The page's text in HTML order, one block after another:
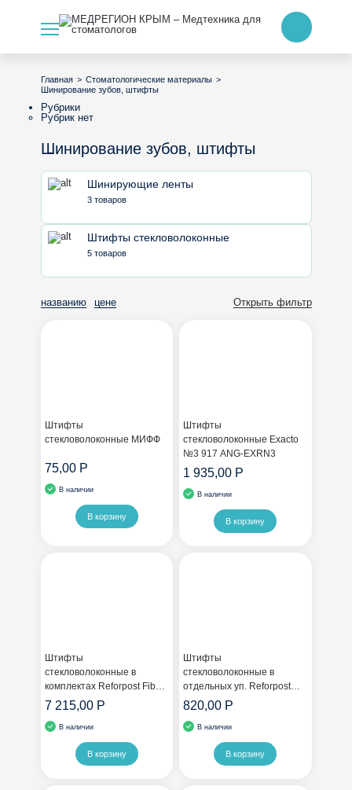
Главная > Стоматологические материалы >
Шинирование зубов, штифты
Рубрики
Рубрик нет
Шинирование зубов, штифты
Шинирующие ленты
3 товаров
Штифты стекловолоконные
5 товаров
названию цене Открыть фильтр
Штифты
стекловолоконные МИФФ
75,00 Р
В наличии
В корзину
Штифты
стекловолоконные Exacto
№3 917 ANG-EXRN3
1 935,00 Р
В наличии
В корзину
Штифты
стекловолоконные в
комплектах Reforpost Fiber
Glass 720 ANG-RP
7 215,00 Р
В наличии
В корзину
Штифты
стекловолоконные в
отдельных уп. Reforpost
Fiber Glass №1 721 ANG-
RPN1
820,00 Р
В наличии
В корзину